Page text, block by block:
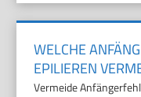
WELCHE
EPILIEREN
Vermeide